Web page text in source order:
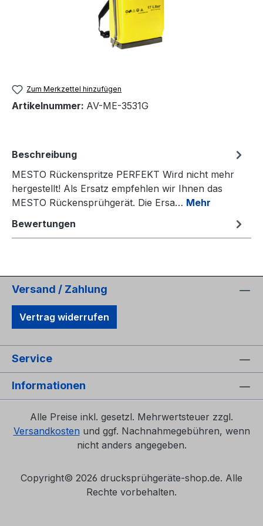
Zum Merkzettel hinzufügen
Artikelnummer: AV-ME-3531G
Beschreibung
MESTO Rückenspritze PERFEKT Wird nicht mehr
hergestellt! Als Ersatz empfehlen wir Ihnen das
MESTO Rückensprühgerät. Die Ersa… Mehr
Bewertungen
Versand / Zahlung
Vertrag widerrufen
Service
Informationen
Alle Preise inkl. gesetzl. Mehrwertsteuer zzgl.
Versandkosten und ggf. Nachnahmegebühren, wenn
nicht anders angegeben.
Copyright© 2026 drucksprühgeräte-shop.de. Alle
Rechte vorbehalten.